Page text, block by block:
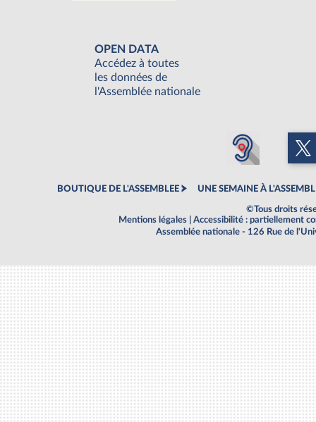
OPEN DATA
Accédez à toutes
les données de
l'Assemblée nationale
BOUTIQUE DE L'ASSEMBLEE UNE SEMAINE À
©Tous droits
Mentions légales
Accessibilité : partiellement
Assemblée nationale - 126 Rue de